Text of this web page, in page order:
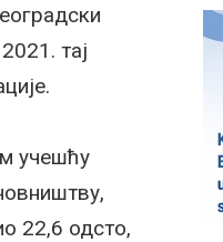
тај
учешћу
22,6 одсто,